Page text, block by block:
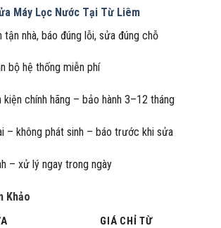
Máy Lọc Nước Tại Từ Liêm
tận nhà, báo đúng lỗi, sửa đúng chỗ
bộ hệ thống miễn phí
kiện chính hãng – bảo hành 3–12 tháng
– không phát sinh – báo trước khi sửa
– xử lý ngay trong ngày
Khảo
GIÁ CHỈ TỪ